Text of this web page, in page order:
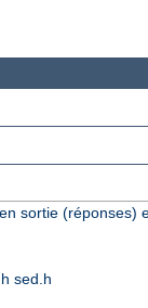
sortie (réponses)
sed.h